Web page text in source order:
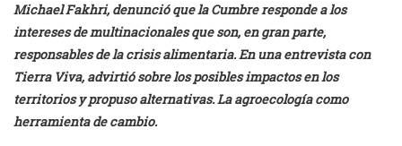
Michael Fakhri, denunció que la Cumbre responde a los
intereses de multinacionales que son, en gran parte,
responsables de la crisis alimentaria. En una entrevista con
Tierra Viva, advirtió sobre los posibles impactos en los
territorios y propuso alternativas. La agroecología como
herramienta de cambio.